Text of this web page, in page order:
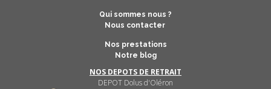
Qui sommes nous ?
Nous contacter
Nos prestations
Notre blog
NOS DEPOTS DE RETRAIT
DEPOT Dolus d'Oléron